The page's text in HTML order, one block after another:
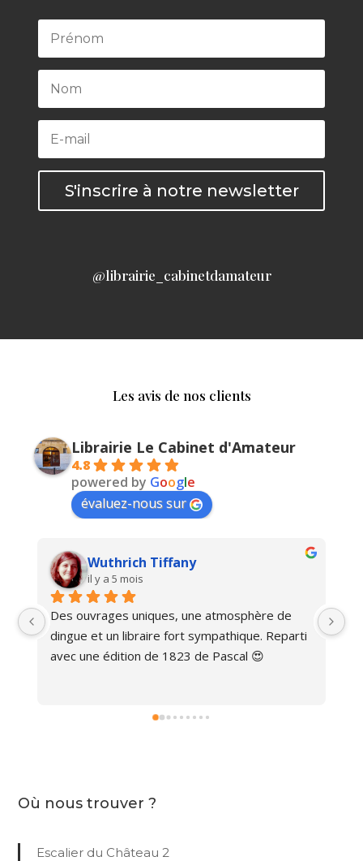
S'inscrire à notre newsletter
@librairie_cabinetdamateur
Les avis de nos clients
Librairie Le Cabinet d'Amateur
4.8
powered by Google
évaluez-nous sur
Wuthrich Tiffany
il y a 5 mois
Des ouvrages uniques, une atmosphère de
dingue et un libraire fort sympathique. Reparti
avec une édition de 1823 de Pascal 😍
Où nous trouver ?
Escalier du Château 2